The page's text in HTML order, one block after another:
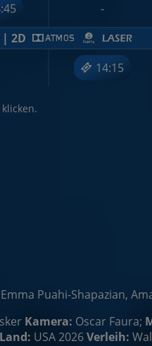
-
14:15
| 2D
Puahi-Shapazian,
Kamera: Oscar Faura;
Land: USA 2026Verleih: